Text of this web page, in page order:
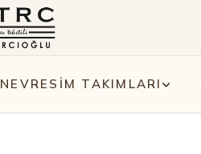
NEVRESİM TAKIMLARI